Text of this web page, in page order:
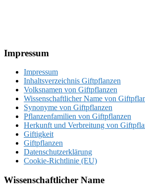
Footer
Impressum
Impressum
Inhaltsverzeichnis Giftpflanzen
Volksnamen von Giftpflanzen
Wissenschaftlicher Name von
Synonyme von Giftpflanzen
Pflanzenfamilien von Giftpflanzen
Herkunft und Verbreitung von
Giftigkeit
Giftpflanzen
Datenschutzerklärung
Cookie-Richtlinie (EU)
Wissenschaftlicher Name